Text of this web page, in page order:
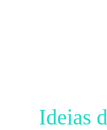
Ideias